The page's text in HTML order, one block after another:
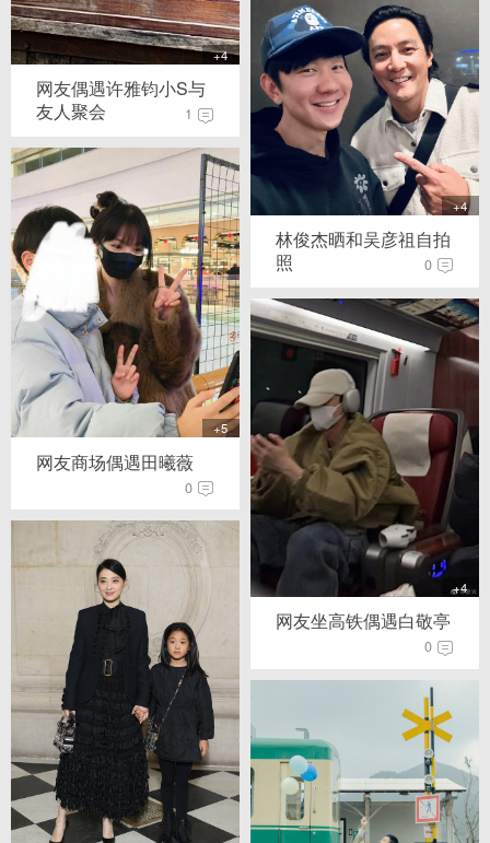
+4
网友偶遇许雅钧小S与
友人聚会
1
+5
网友商场偶遇田曦薇
0
+4
林俊杰晒和吴彦祖自拍
照
0
+4
网友坐高铁偶遇白敬亭
0